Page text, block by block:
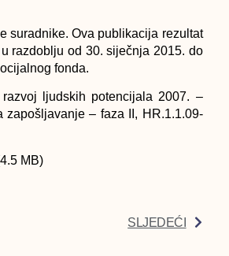
suradnike. Ova publikacija rezultat
razdoblju od 30. siječnja 2015. do
fonda.
ljudskih potencijala 2007. –
– faza II, HR.1.1.09-
4.5 MB)
SLJEDEĆI